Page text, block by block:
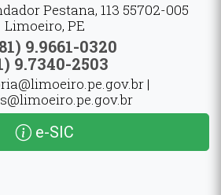
Pestana, 113 55702-005
Limoeiro, PE
9.9661-0320
9.7340-2503
|
e-SIC